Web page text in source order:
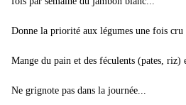
Donne la priorité aux légumes une fois
Mange du pain et des féculents (pates, riz)
Ne grignote pas dans la journée...